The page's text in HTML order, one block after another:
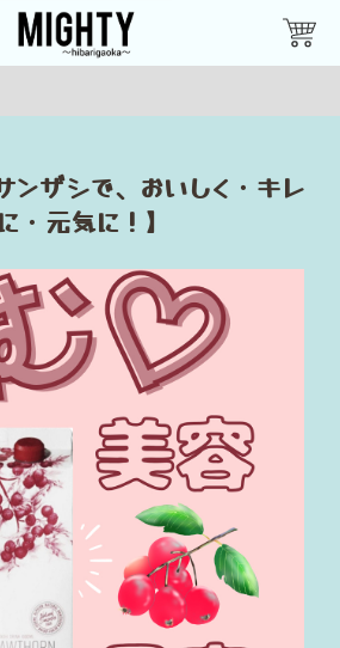
ンザシで、おいしく・キレ
・元気に！】